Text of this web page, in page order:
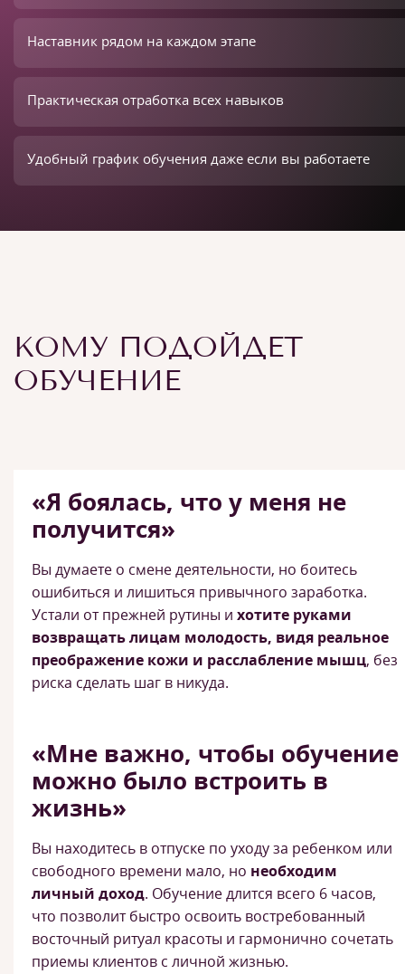
Наставник рядом на каждом этапе
Практическая отработка всех навыков
Удобный график обучения даже если вы работаете
КОМУ ПОДОЙДЕТ
ОБУЧЕНИЕ
«Я боялась, что у меня не
получится»
Вы думаете о смене деятельности, но боитесь
ошибиться и лишиться привычного заработка.
Устали от прежней рутины и хотите руками
возвращать лицам молодость, видя реальное
преображение кожи и расслабление мышц, без
риска сделать шаг в никуда.
«Мне важно, чтобы обучение
можно было встроить в
жизнь»
Вы находитесь в отпуске по уходу за ребенком или
свободного времени мало, но необходим
личный доход. Обучение длится всего 6 часов,
что позволит быстро освоить востребованный
восточный ритуал красоты и гармонично сочетать
приемы клиентов с личной жизнью.